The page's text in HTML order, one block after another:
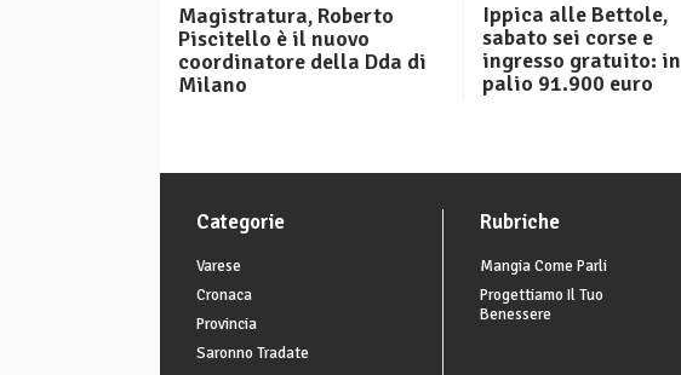
Magistratura, Roberto
Piscitello è il nuovo
coordinatore della Dda di
Milano
Ippica alle Bettole,
sabato sei corse e
ingresso gratuito: in
palio 91.900 euro
Categorie
Varese
Cronaca
Provincia
Saronno Tradate
Rubriche
Mangia Come Parli
Progettiamo Il Tuo
Benessere